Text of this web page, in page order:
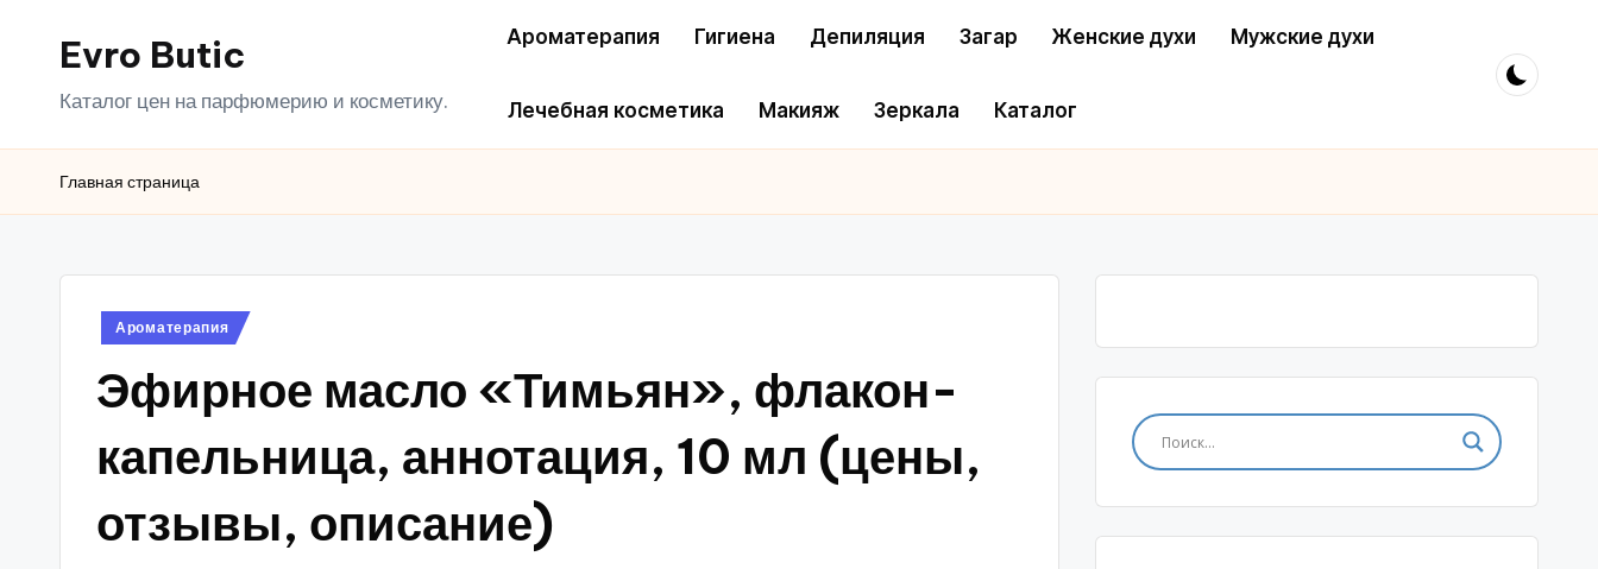
ПерейтиEvro Butic
Каталог цен на парфюмерию и косметику.
Ароматерапия Гигиена Депиляция Загар Женские духи Мужские духи
Лечебная косметика Макияж Зеркала Каталог
Главная страница
Опубликовано
Ароматерапия
Эфирное масло «Тимьян», флакон-
капельница, аннотация, 10 мл (цены,
отзывы, описание)